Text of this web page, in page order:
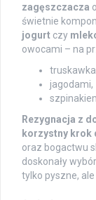
zagęszczacza
świetnie
jogurt czy
owocami – na
jagodami,
Rezygnacja z
korzystny krok
oraz bogactwu
doskonały
tylko pyszne,